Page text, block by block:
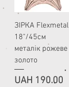
ЗІРКА Flexmetal
18"/45см
металік рожеве
золото
Price
UAH 190.00